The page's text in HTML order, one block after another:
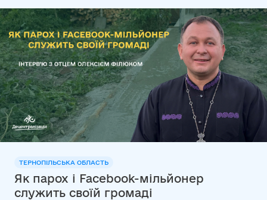
ТЕРНОПІЛЬСЬКА ОБЛАСТЬ
Як парох і Facebook-мільйонер
служить своїй громаді